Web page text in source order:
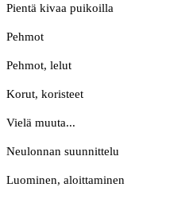
Pientä kivaa puikoilla
Pehmot
Pehmot, lelut
Korut, koristeet
Vielä muuta...
Neulonnan suunnittelu
Luominen, aloittaminen